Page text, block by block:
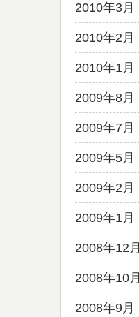
2010年3月
2010年2月
2010年1月
2009年8月
2009年7月
2009年5月
2009年2月
2009年1月
2008年12月
2008年10月
2008年9月